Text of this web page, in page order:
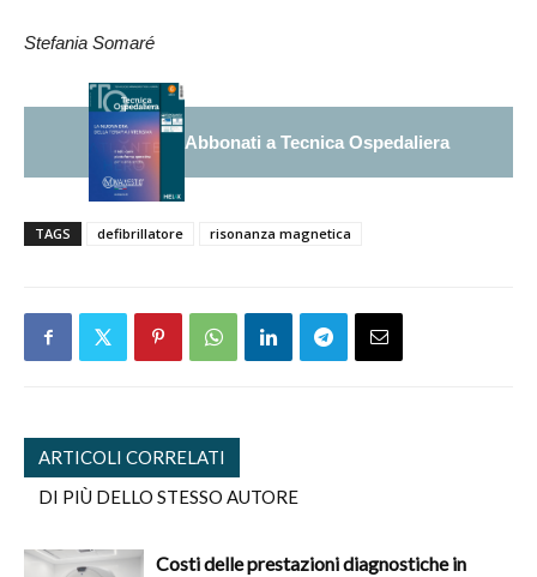
Stefania Somaré
Abbonati a Tecnica Ospedaliera
TAGS defibrillatore risonanza magnetica
ARTICOLI CORRELATI
DI PIÙ DELLO STESSO AUTORE
Costi delle prestazioni diagnostiche in